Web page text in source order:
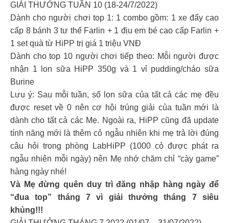
GIẢI THƯỞNG TUẦN 10 (18-24/7/2022)
Dành cho người chơi top 1: 1 combo gồm: 1 xe đẩy cao
cấp 8 bánh 3 tư thế Farlin + 1 địu em bé cao cấp Farlin +
1 set quà từ HiPP trị giá 1 triệu VNĐ
Dành cho top 10 người chơi tiếp theo: Mỗi người được
nhận 1 lon sữa HiPP 350g và 1 vỉ pudding/cháo sữa
Burine
Lưu ý: Sau mỗi tuần, số lon sữa của tất cả các mẹ đều
được reset về 0 nên cơ hội trúng giải của tuần mới là
dành cho tất cả các Mẹ. Ngoài ra, HiPP cũng đã update
tính năng mới là thêm cỏ ngẫu nhiên khi mẹ trả lời đúng
câu hỏi trong phòng LabHiPP (1000 cỏ được phát ra
ngẫu nhiên mỗi ngày) nên Mẹ nhớ chăm chỉ “cày game”
hàng ngày nhé!
Và Mẹ đừng quên duy trì đăng nhập hàng ngày để
“đua top” tháng 7 vì giải thưởng tháng 7 siêu
khủng!!!